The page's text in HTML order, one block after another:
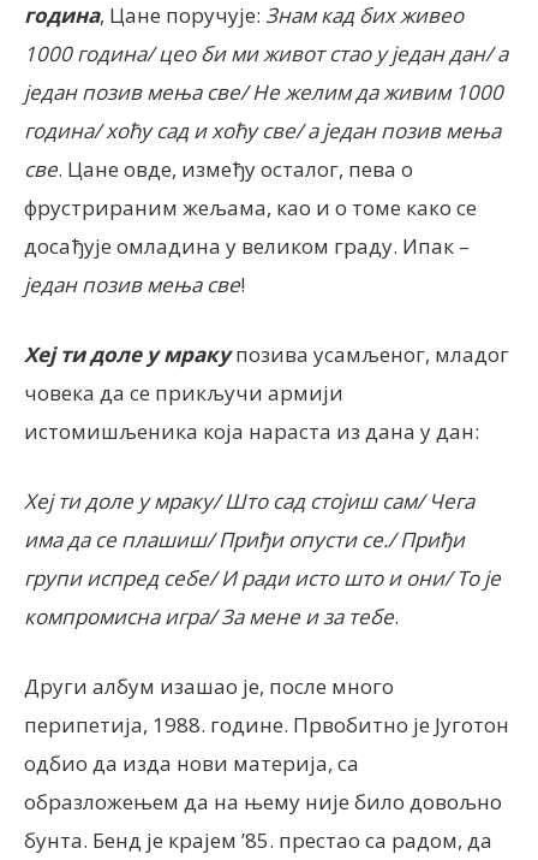
година, Цане поручује: Знам кад бих живео
1000 година/ цео би ми живот стао у један дан/ а
један позив мења све/ Не желим да живим 1000
година/ хоћу сад и хоћу све/ а један позив мења
све. Цане овде, између осталог, пева о
фрустрираним жељама, као и о томе како се
досађује омладина у великом граду. Ипак –
један позив мења све!
Хеј ти доле у мракупозива усамљеног, младог
човека да се прикључи армији
истомишљеника која нараста из дана у дан:
Хеј ти доле у мраку/Што сад стојишсам/Чега
има да се плашиш/ Приђи опусти се./ Приђи
групи испред себе/ И ради истошто и они/ То је
компромисна игра/ За мене и за тебе.
Други албум изашао је, после много
перипетија, 1988. године. Првобитно је Југотон
одбио да изда нови материја, са
образложењем да на њему није било довољно
бунта. Бенд је крајем ’85. престао са радом, да